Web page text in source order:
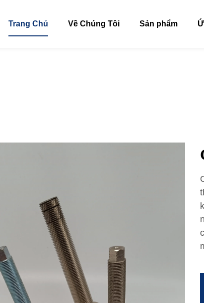
Trang Chủ Về Chúng Tôi Sản phẩm